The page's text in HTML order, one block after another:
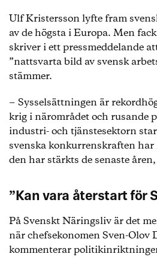
Ulf Kristersson lyfte fram
av de högsta i Europa. Men
skriver i ett pressmeddelande
”nattsvarta bild av svensk
stämmer.
− Sysselsättningen är
krig i närområdet och rusande
industri- och tjänstesektorn
svenska konkurrenskraften
den har stärkts de senaste
”Kan vara återstart för
På Svenskt Näringsliv är det
när chefsekonomen Sven-Olov
kommenterar